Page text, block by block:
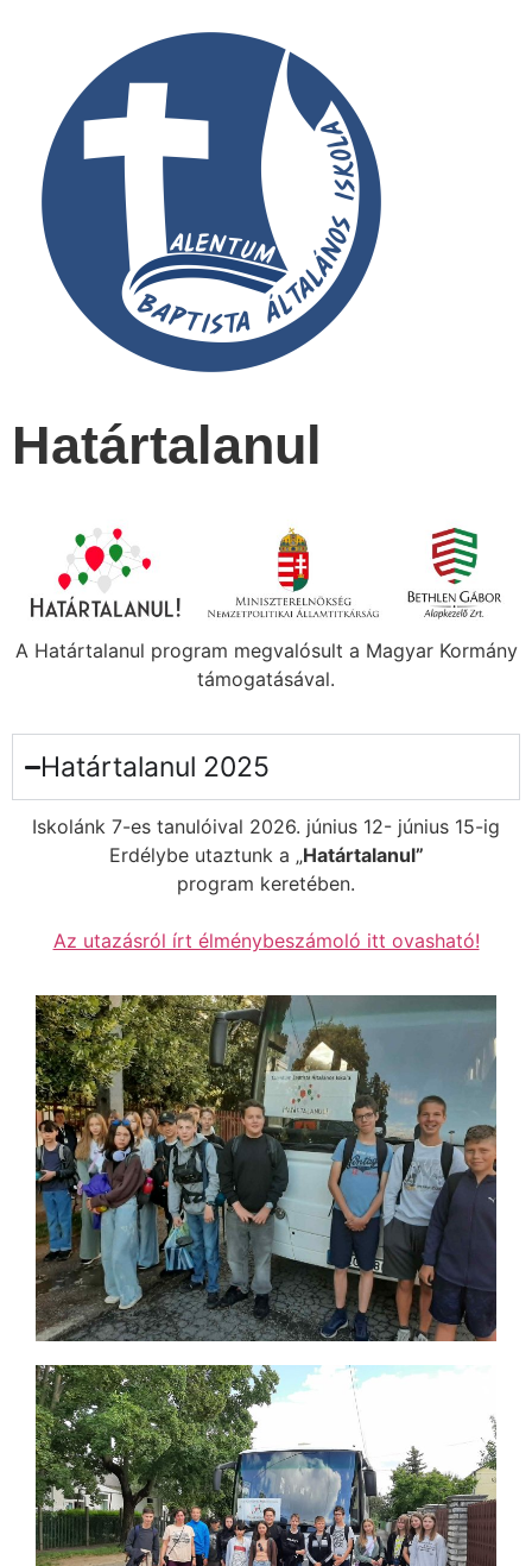
Határtalanul
A Határtalanul program megvalósult a Magyar Kormány
támogatásával.
Határtalanul 2025
Iskolánk 7-es tanulóival 2026. június 12- június 15-ig
Erdélybe utaztunk a „Határtalanul”
program keretében.
Az utazásról írt élménybeszámoló itt ovasható!